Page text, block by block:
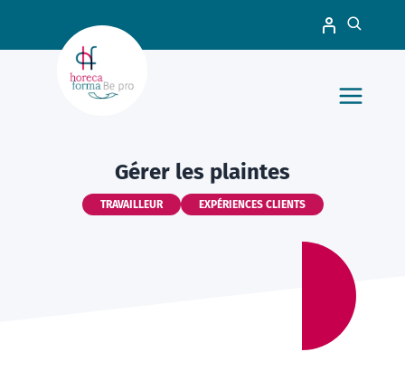
Gérer les plaintes
TRAVAILLEUR EXPÉRIENCES CLIENTS